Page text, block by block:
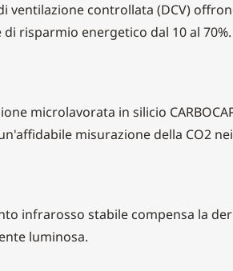
ventilazione controllata (DCV)
di risparmio energetico dal 10 al 70%.
microlavorata in silicio
misurazione della CO2 nei
infrarosso stabile compensa la
luminosa.